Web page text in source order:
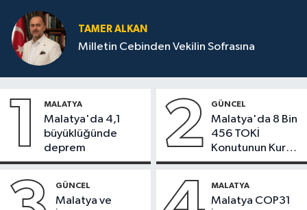
TAMER ALKAN
Milletin Cebinden Vekilin Sofrasına
1 MALATYA
Malatya'da 4,1
büyüklüğünde
deprem
2 GÜNCEL
Malatya'da 8 Bin
456 TOKİ
Konutunun Kurası
Bugün Çekiliyor
GÜNCEL
Malatya ve
MALATYA
Malatya COP31